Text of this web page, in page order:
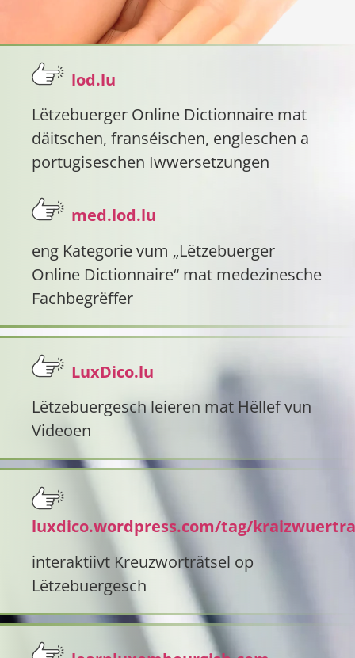
lod.lu
Lëtzebuerger Online Dictionnaire mat
däitschen, franséischen, engleschen a
portugiseschen Iwwersetzungen
med.lod.lu
eng Kategorie vum „Lëtzebuerger
Online Dictionnaire“ mat medezinesche
Fachbegrëffer
LuxDico.lu
Lëtzebuergesch leieren mat Hëllef vun
Videoen
luxdico.wordpress.com/tag/
interaktiivt Kreuzworträtsel op
Lëtzebuergesch